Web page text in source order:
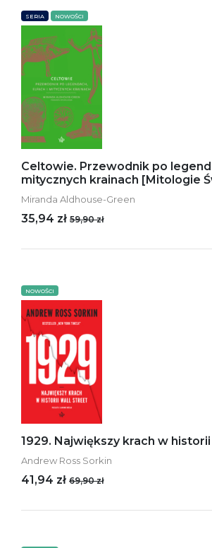
SERIA NOWOŚCI
Celtowie. Przewodnik po
mitycznych krainach [Mitologie
Miranda Aldhouse-Green
35,94 zł 59,90 zł
NOWOŚCI
1929. Największy krach w
Andrew Ross Sorkin
41,94 zł 69,90 zł